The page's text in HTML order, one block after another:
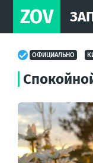
ZOV
ОФИЦИАЛЬНО